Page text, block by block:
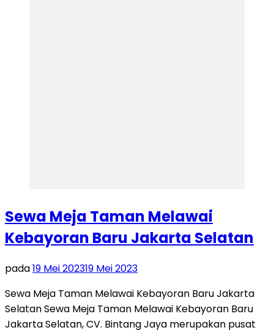
Sewa Meja Taman Melawai
Kebayoran Baru Jakarta Selatan
pada19 Mei 202319 Mei 2023
Sewa Meja Taman Melawai Kebayoran Baru Jakarta
Selatan Sewa Meja Taman Melawai Kebayoran Baru
Jakarta Selatan, CV. Bintang Jaya merupakan pusat